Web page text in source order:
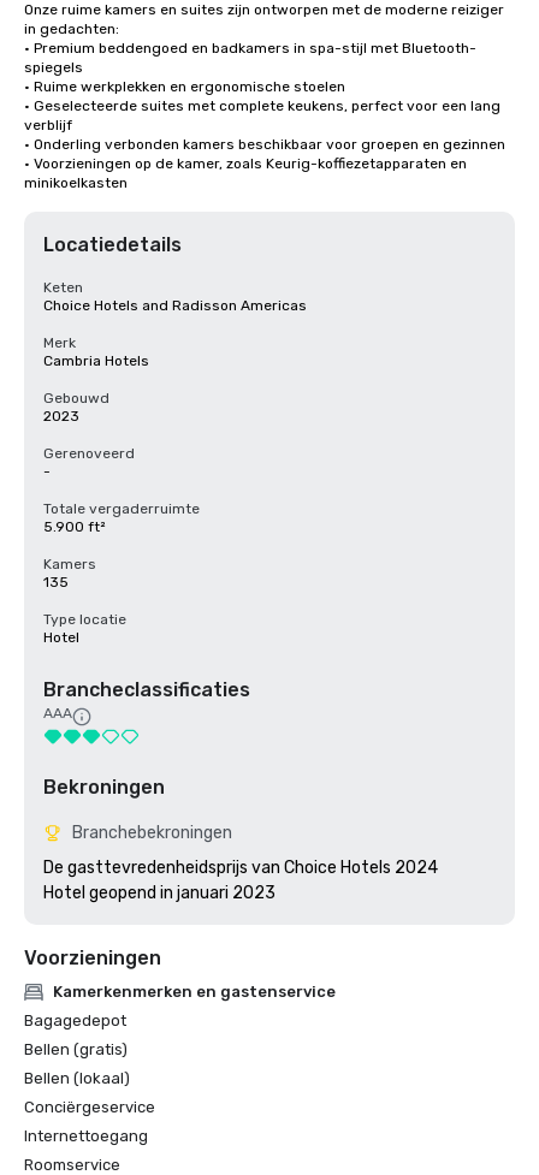
Onze ruime kamers en suites zijn ontworpen met de moderne reiziger
in gedachten:
• Premium beddengoed en badkamers in spa-stijl met Bluetooth-
spiegels
• Ruime werkplekken en ergonomische stoelen
• Geselecteerde suites met complete keukens, perfect voor een lang
verblijf
• Onderling verbonden kamers beschikbaar voor groepen en gezinnen
• Voorzieningen op de kamer, zoals Keurig-koffiezetapparaten en
minikoelkasten
Locatiedetails
Keten
Choice Hotels and Radisson Americas
Merk
Cambria Hotels
Gebouwd
2023
Gerenoveerd
-
Totale vergaderruimte
5.900 ft²
Kamers
135
Type locatie
Hotel
Brancheclassificaties
AAA
Bekroningen
Branchebekroningen
De gasttevredenheidsprijs van Choice Hotels 2024
Hotel geopend in januari 2023
Voorzieningen
Kamerkenmerken en gastenservice
Bagagedepot
Bellen (gratis)
Bellen (lokaal)
Conciërgeservice
Internettoegang
Roomservice